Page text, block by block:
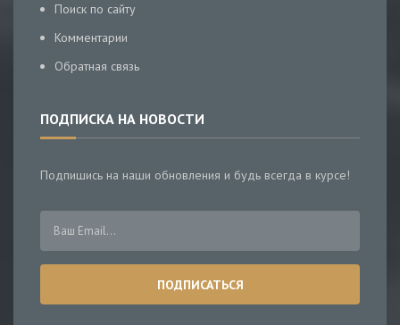
Поиск по сайту
Комментарии
Обратная связь
ПОДПИСКА НА НОВОСТИ
Подпишись на наши обновления и будь всегда в курсе!